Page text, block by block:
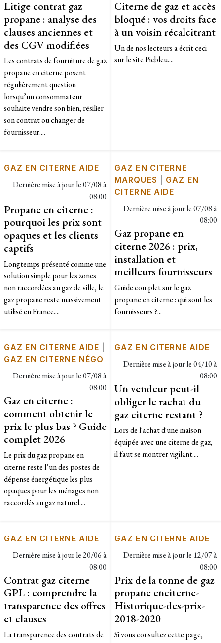
Litige contrat gaz
propane : analyse des
clauses anciennes et
des CGV modifiées
Les contrats de fourniture de gaz
propane en citerne posent
régulièrement question
lorsqu’un consommateur
souhaite vendre son bien, résilier
son contrat ou changer de
fournisseur....
Citerne de gaz et accès
bloqué : vos droits face
à un voisin récalcitrant
Un de nos lecteurs a écrit ceci
sur le site Picbleu....
GAZ EN CITERNE AIDE
Dernière mise à jour le07/08 à
08:00
Propane en citerne :
pourquoi les prix sont
opaques et les clients
captifs
Longtemps présenté comme une
solution simple pour les zones
non raccordées au gaz de ville, le
gaz propane reste massivement
utilisé en France....
GAZ EN CITERNE
MARQUES
GAZ EN
CITERNE AIDE
Dernière mise à jour le07/08 à
08:00
Gaz propane en
citerne 2026 : prix,
installation et
meilleurs fournisseurs
Guide complet sur le gaz
propane en citerne : qui sont les
fournisseurs ?...
GAZ EN CITERNE AIDE
GAZ EN CITERNE NÉGO
Dernière mise à jour le07/08 à
08:00
Gaz en citerne :
comment obtenir le
prix le plus bas ? Guide
complet 2026
Le prix du gaz propane en
citerne reste l’un des postes de
dépense énergétique les plus
opaques pour les ménages non
raccordés au gaz naturel....
GAZ EN CITERNE AIDE
Dernière mise à jour le04/10 à
08:00
Un vendeur peut-il
obliger le rachat du
gaz citerne restant ?
Lors de l'achat d'une maison
équipée avec une citerne de gaz,
il faut se montrer vigilant....
GAZ EN CITERNE AIDE
Dernière mise à jour le20/06 à
08:00
Contrat gaz citerne
GPL : comprendre la
transparence des offres
et clauses
La transparence des contrats de
GAZ EN CITERNE AIDE
Dernière mise à jour le 12/07 à
08:00
Prix de la tonne de gaz
propane enciterne-
Historique-des-prix-
2018-2020
​Si vous consultez cette page,